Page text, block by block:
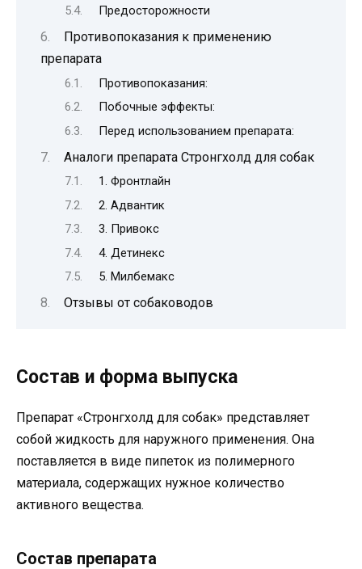
Предосторожности
Противопоказания к применению
препарата
Противопоказания:
Побочные эффекты:
Перед использованием препарата:
Аналоги препарата Стронгхолд для собак
1. Фронтлайн
2. Адвантик
3. Привокс
4. Детинекс
5. Милбемакс
Отзывы от собаководов
Состав и форма выпуска
Препарат «Стронгхолд для собак» представляет
собой жидкость для наружного применения. Она
поставляется в виде пипеток из полимерного
материала, содержащих нужное количество
активного вещества.
Состав препарата